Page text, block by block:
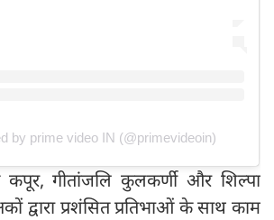
by prime video IN (@primevideoin)
गीतांजलि कुलकर्णी और शिल्पा
द्वारा प्रशंसित प्रतिभाओं के साथ काम